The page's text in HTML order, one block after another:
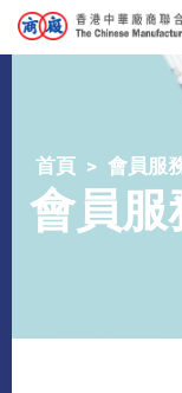
首頁 會員服
會員服